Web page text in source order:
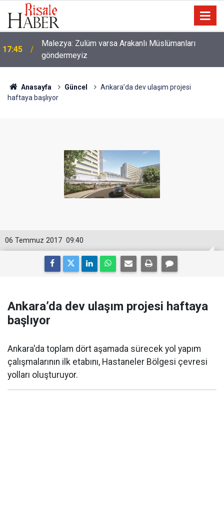
17:45
Malezya: Zulüm varsa Arakanlı Müslümanları
göndermeyiz
Anasayfa Güncel
Ankara’da dev ulaşım projesi
haftaya başlıyor
09:40
06 Temmuz 2017
Ankara’da dev ulaşım projesi haftaya
başlıyor
Ankara'da toplam dört aşamada sürecek yol yapım
çalışmalarının ilk etabını, Hastaneler Bölgesi çevresi
yolları oluşturuyor.